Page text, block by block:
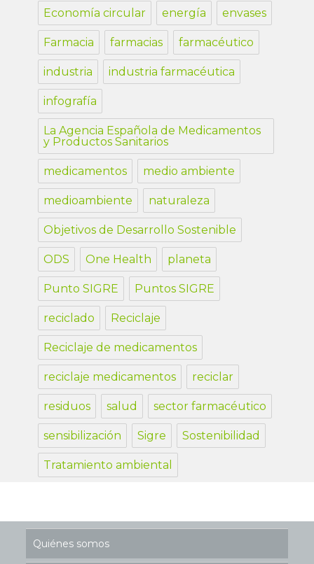
Economía circular energía envases
Farmacia farmacias farmacéutico
industria industria farmacéutica
infografía
La Agencia Española de Medicamentos
y Productos Sanitarios
medicamentos medio ambiente
medioambiente naturaleza
Objetivos de Desarrollo Sostenible
ODS One Health planeta
Punto SIGRE Puntos SIGRE
reciclado Reciclaje
Reciclaje de medicamentos
reciclaje medicamentos reciclar
residuos salud sector farmacéutico
sensibilización Sigre Sostenibilidad
Tratamiento ambiental
Quiénes somos